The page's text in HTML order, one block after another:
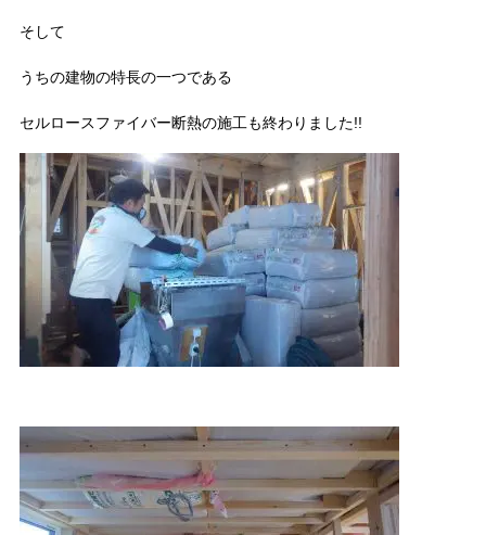
そして
うちの建物の特長の一つである
セルロースファイバー断熱の施工も終わりました!!